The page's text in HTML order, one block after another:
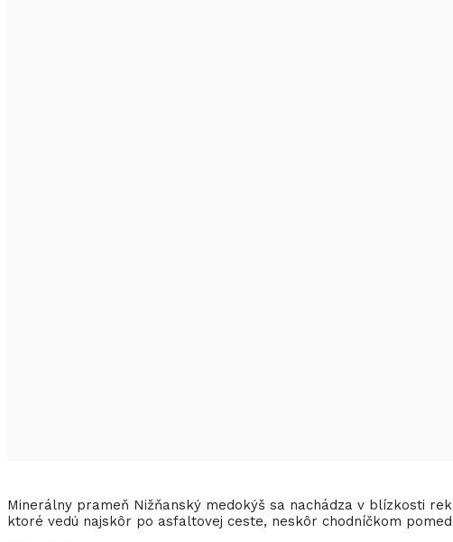
Minerálny prameň Nižňanský medokýš sa nachádza v blízkosti
ktoré vedú najskôr po asfaltovej ceste, neskôr chodníčkom